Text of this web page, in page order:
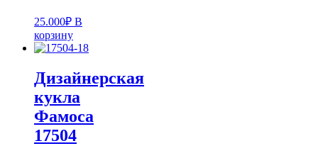
25.000₽ В
корзину
Дизайнерская
кукла
Фамоса
17504